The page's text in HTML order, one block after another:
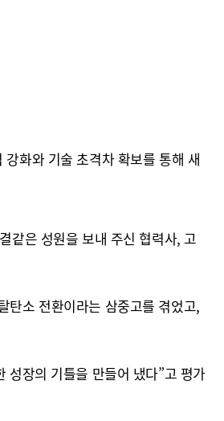
화와 기술 초격차 확보를 통해 새
같은 성원을 보내 주신 협력사, 고
탄소 전환이라는 삼중고를 겪었고,
성장의 기틀을 만들어 냈다”고 평가